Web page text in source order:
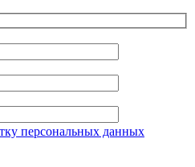
персональных данных